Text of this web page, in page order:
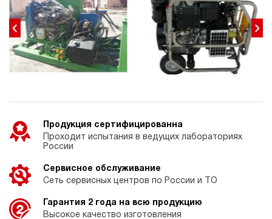
Продукция сертифицированна
Проходит испытания в ведущих лабораториях
России
Сервисное обслуживание
Сеть сервисных центров по России и ТО
Гарантия 2 года на всю продукцию
Высокое качество изготовления